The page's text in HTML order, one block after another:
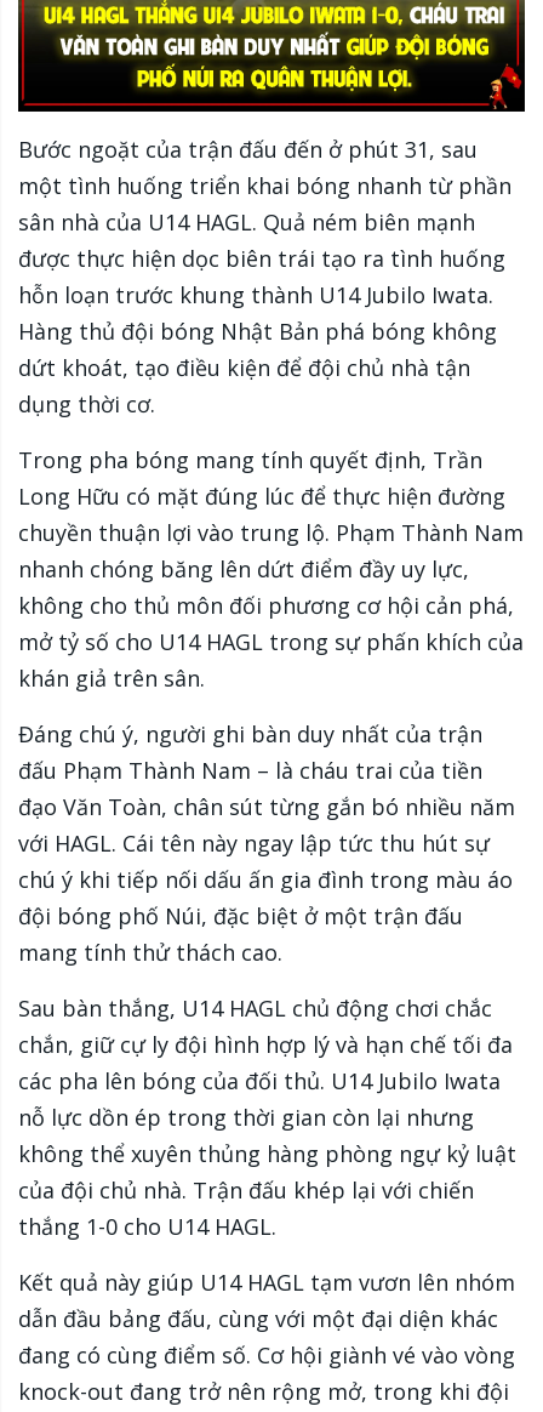
Bước ngoặt của trận đấu đến ở phút 31, sau
một tình huống triển khai bóng nhanh từ phần
sân nhà của U14 HAGL. Quả ném biên mạnh
được thực hiện dọc biên trái tạo ra tình huống
hỗn loạn trước khung thành U14 Jubilo Iwata.
Hàng thủ đội bóng Nhật Bản phá bóng không
dứt khoát, tạo điều kiện để đội chủ nhà tận
dụng thời cơ.
Trong pha bóng mang tính quyết định, Trần
Long Hữu có mặt đúng lúc để thực hiện đường
chuyền thuận lợi vào trung lộ. Phạm Thành Nam
nhanh chóng băng lên dứt điểm đầy uy lực,
không cho thủ môn đối phương cơ hội cản phá,
mở tỷ số cho U14 HAGL trong sự phấn khích của
khán giả trên sân.
Đáng chú ý, người ghi bàn duy nhất của trận
đấu Phạm Thành Nam – là cháu trai của tiền
đạo Văn Toàn, chân sút từng gắn bó nhiều năm
với HAGL. Cái tên này ngay lập tức thu hút sự
chú ý khi tiếp nối dấu ấn gia đình trong màu áo
đội bóng phố Núi, đặc biệt ở một trận đấu
mang tính thử thách cao.
Sau bàn thắng, U14 HAGL chủ động chơi chắc
chắn, giữ cự ly đội hình hợp lý và hạn chế tối đa
các pha lên bóng của đối thủ. U14 Jubilo Iwata
nỗ lực dồn ép trong thời gian còn lại nhưng
không thể xuyên thủng hàng phòng ngự kỷ luật
của đội chủ nhà. Trận đấu khép lại với chiến
thắng 1-0 cho U14 HAGL.
Kết quả này giúp U14 HAGL tạm vươn lên nhóm
dẫn đầu bảng đấu, cùng với một đại diện khác
đang có cùng điểm số. Cơ hội giành vé vào vòng
knock-out đang trở nên rộng mở, trong khi đội